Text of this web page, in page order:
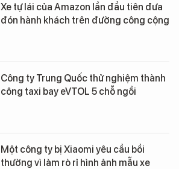
Xe tự lái của Amazon lần đầu tiên đưa
đón hành khách trên đường công cộng
Công ty Trung Quốc thử nghiệm thành
công taxi bay eVTOL 5 chỗ ngồi
Một công ty bị Xiaomi yêu cầu bồi
thường vì làm rò rỉ hình ảnh mẫu xe